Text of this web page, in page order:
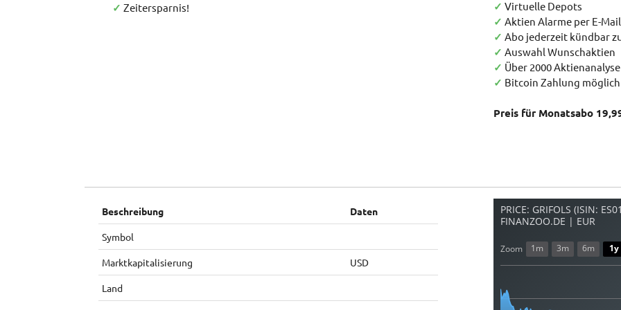
✓ Zeitersparnis! ✓ Virtuelle Depots
✓ Aktien Alarme per E-Mail
✓ Abo jederzeit kündbar
✓ Auswahl Wunschaktien
✓ Über 2000
✓ Bitcoin Zahlung
Preis für Monatsabo
Beschreibung Daten
Symbol
Marktkapitalisierung USD
Land
PRICE: GRIFOLS (ISIN:
FINANZOO.DE | EUR
Zoom 1m 3m 6m 1y